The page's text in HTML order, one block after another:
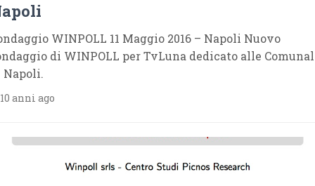
WINPOLL 11 Maggio 2016 – Napoli Nuovo
di WINPOLL per TvLuna dedicato alle
Napoli.
anni ago